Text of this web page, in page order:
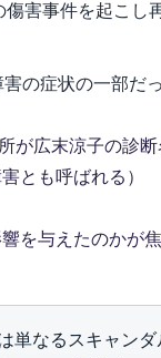
害事件を起こし
の症状の一部だ
が広末涼子の診
とも呼ばれる）
を与えたのかが
単なるスキャン